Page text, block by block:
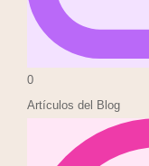
0
Artículos del Blog